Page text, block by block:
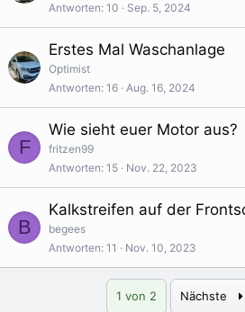
Antworten 10 Sep. 5, 2024
Erstes Mal Waschanlage
Optimist
Antworten 16 Aug. 16, 2024
F
Wie sieht euer Motor aus?
fritzen99
Antworten 15 Nov. 22, 2023
B
Kalkstreifen auf der
begees
Antworten 11 Nov. 10, 2023
1 von 2 Nächste